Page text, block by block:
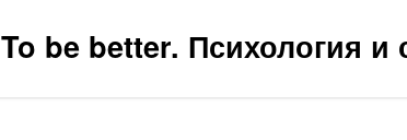
To be better. Психология и